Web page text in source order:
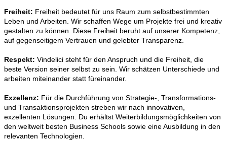
Freiheit: Freiheit bedeutet für uns Raum zum selbstbestimmten
Leben und Arbeiten. Wir schaffen Wege um Projekte frei und kreativ
gestalten zu können. Diese Freiheit beruht auf unserer Kompetenz,
auf gegenseitigem Vertrauen und gelebter Transparenz.
Respekt: Vindelici steht für den Anspruch und die Freiheit, die
beste Version seiner selbst zu sein. Wir schätzen Unterschiede und
arbeiten miteinander statt füreinander.
Exzellenz: Für die Durchführung von Strategie-, Transformations-
und Transaktionsprojekten streben wir nach innovativen,
exzellenten Lösungen. Du erhältst Weiterbildungsmöglichkeiten von
den weltweit besten Business Schools sowie eine Ausbildung in den
relevanten Technologien.